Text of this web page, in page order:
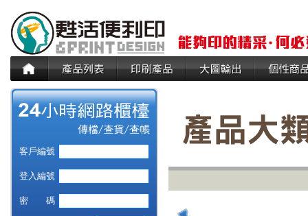
客戶編號
登入編號
密 碼